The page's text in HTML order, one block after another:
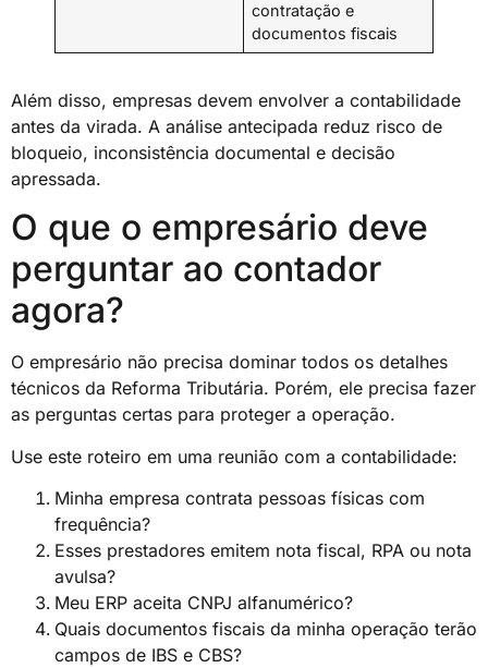
contratação e
documentos fiscais
Além disso, empresas devem envolver a contabilidade
antes da virada. A análise antecipada reduz risco de
bloqueio, inconsistência documental e decisão
apressada.
O que o empresário deve
perguntar ao contador
agora?
O empresário não precisa dominar todos os detalhes
técnicos da Reforma Tributária. Porém, ele precisa fazer
as perguntas certas para proteger a operação.
Use este roteiro em uma reunião com a contabilidade:
Minha empresa contrata pessoas físicas com
frequência?
Esses prestadores emitem nota fiscal, RPA ou nota
avulsa?
Meu ERP aceita CNPJ alfanumérico?
Quais documentos fiscais da minha operação terão
campos de IBS e CBS?